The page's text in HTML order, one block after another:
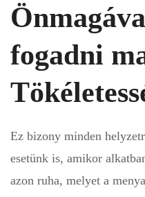
fogadni
Ez bizony minden
esetünk is, amikor
azon ruha, melyet a